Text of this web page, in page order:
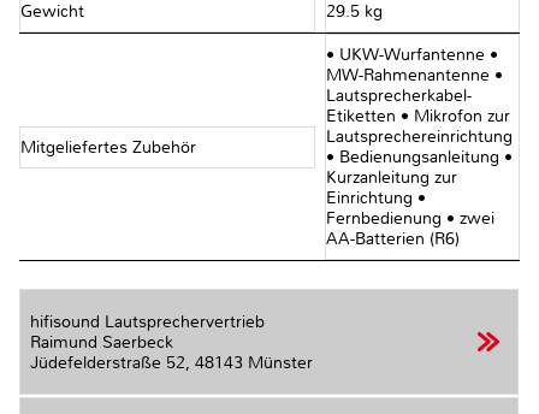
Gewicht 29.5 kg
Mitgeliefertes Zubehör
• UKW-Wurfantenne •
MW-Rahmenantenne •
Lautsprecherkabel-
Etiketten • Mikrofon zur
Lautsprechereinrichtung
• Bedienungsanleitung •
Kurzanleitung zur
Einrichtung •
Fernbedienung • zwei
AA-Batterien (R6)
hifisound Lautsprechervertrieb
Raimund Saerbeck
Jüdefelderstraße 52, 48143 Münster